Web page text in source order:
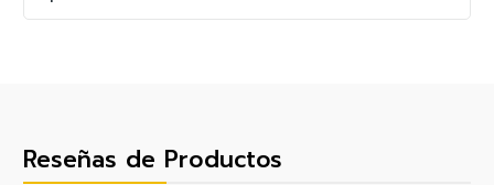
Reseñas de Productos